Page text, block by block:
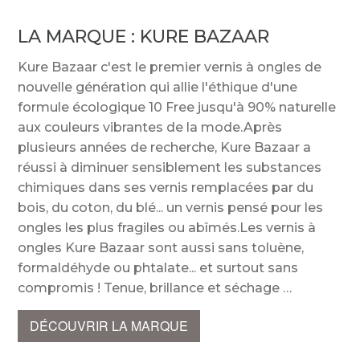
LA MARQUE : KURE BAZAAR
Kure Bazaar c'est le premier vernis à ongles de
nouvelle génération qui allie l'éthique d'une
formule écologique 10 Free jusqu'à 90% naturelle
aux couleurs vibrantes de la mode.Après
plusieurs années de recherche, Kure Bazaar a
réussi à diminuer sensiblement les substances
chimiques dans ses vernis remplacées par du
bois, du coton, du blé... un vernis pensé pour les
ongles les plus fragiles ou abîmés.Les vernis à
ongles Kure Bazaar sont aussi sans toluène,
formaldéhyde ou phtalate... et surtout sans
compromis ! Tenue, brillance et séchage
DÉCOUVRIR LA MARQUE